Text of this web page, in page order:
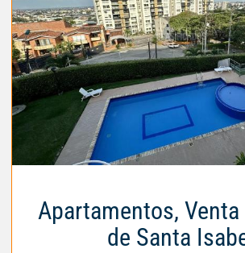
Apartamentos,
de Santa